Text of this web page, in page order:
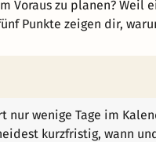
Voraus zu planen?
Punkte zeigen dir,
nur wenige Tage im
kurzfristig, wann